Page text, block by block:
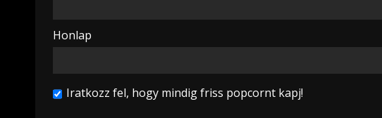
Honlap
Iratkozz fel, hogy mindig friss popcornt kapj!